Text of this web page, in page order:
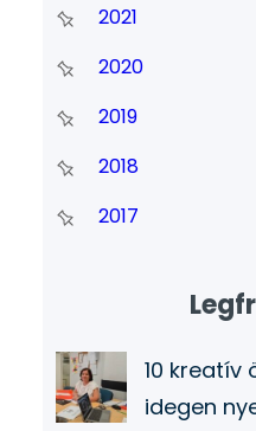
2021
2020
2019
2018
2017
10 kreatív
idegen